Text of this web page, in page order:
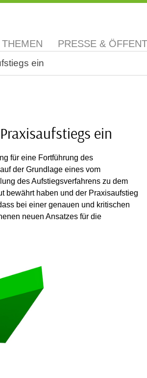
THEMEN PRESSE &
ein
ein
für eine Fortführung des
der Grundlage eines vom
des Aufstiegsverfahrens zu dem
bewährt haben und der Praxisaufstieg
bei einer genauen und kritischen
neuen Ansatzes für die